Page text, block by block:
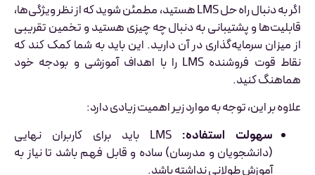
اگر به دنبال راه حل LMS هستید، مطمئن شوید که از نظر ویژگی‌ها،
قابلیت‌ها و پشتیبانی به دنبال چه چیزی هستید و تخمین تقریبی
از میزان سرمایه‌گذاری در آن دارید. این باید به شما کمک کند که
نقاط قوت فروشنده LMS را با اهداف آموزشی و بودجه خود
هماهنگ کنید.
علاوه بر این، توجه به موارد زیر اهمیت زیادی دارد:
سهولت استفاده:
LMS باید برای کاربران نهایی
(دانشجویان و مدرسان) ساده و قابل فهم باشد تا نیاز به
آموزش طولانی نداشته باشد.